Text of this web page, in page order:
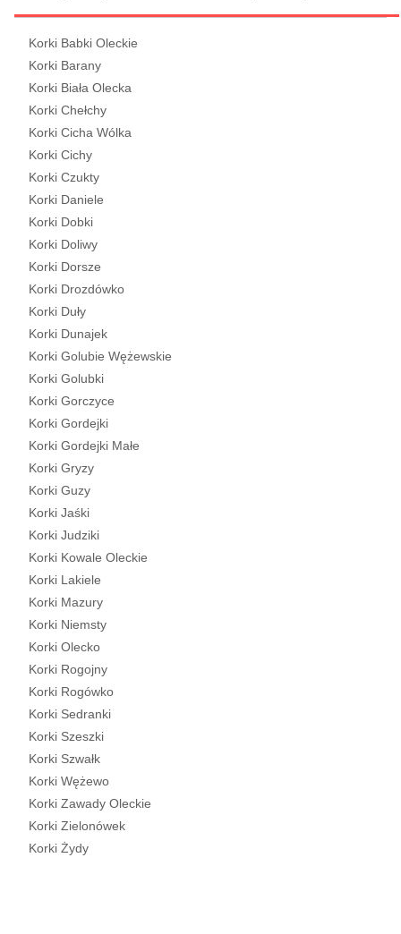
Korki Babki Oleckie
Korki Barany
Korki Biała Olecka
Korki Chełchy
Korki Cicha Wólka
Korki Cichy
Korki Czukty
Korki Daniele
Korki Dobki
Korki Doliwy
Korki Dorsze
Korki Drozdówko
Korki Duły
Korki Dunajek
Korki Golubie Wężewskie
Korki Golubki
Korki Gorczyce
Korki Gordejki
Korki Gordejki Małe
Korki Gryzy
Korki Guzy
Korki Jaśki
Korki Judziki
Korki Kowale Oleckie
Korki Lakiele
Korki Mazury
Korki Niemsty
Korki Olecko
Korki Rogojny
Korki Rogówko
Korki Sedranki
Korki Szeszki
Korki Szwałk
Korki Wężewo
Korki Zawady Oleckie
Korki Zielonówek
Korki Żydy